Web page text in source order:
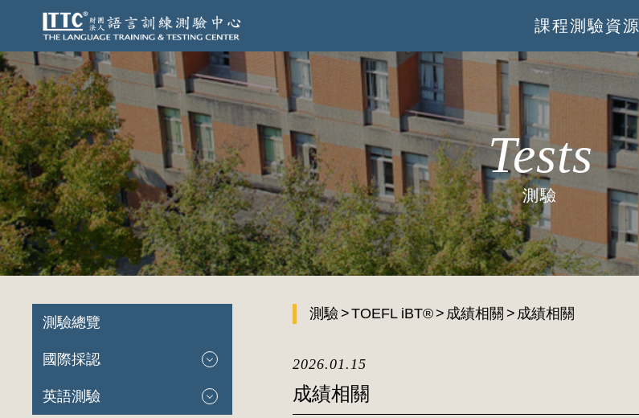
課程測驗資源
Tests
測驗
測驗總覽
國際採認
英語測驗
測驗 TOEFL iBT® 成績相關 成績相關
2026.01.15
成績相關